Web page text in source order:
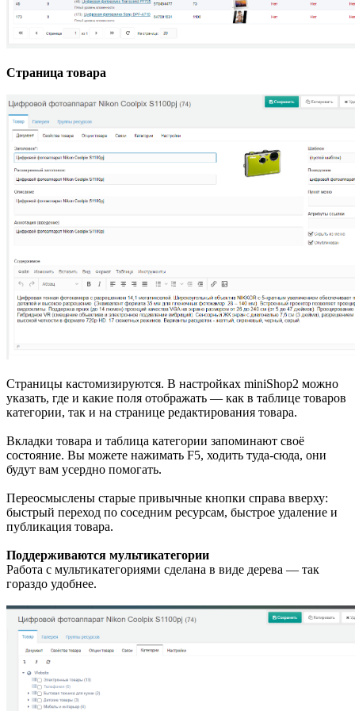
Страница товара
Страницы кастомизируются. В настройках miniShop2 можно
указать, где и какие поля отображать — как в таблице товаров
категории, так и на странице редактирования товара.
Вкладки товара и таблица категории запоминают своё
состояние. Вы можете нажимать F5, ходить туда-сюда, они
будут вам усердно помогать.
Переосмыслены старые привычные кнопки справа вверху:
быстрый переход по соседним ресурсам, быстрое удаление и
публикация товара.
Поддерживаются мультикатегории
Работа с мультикатегориями сделана в виде дерева — так
гораздо удобнее.